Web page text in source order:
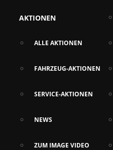
AKTIONEN
ALLE AKTIONEN
FAHRZEUG-AKTIONEN
SERVICE-AKTIONEN
NEWS
ZUM IMAGE VIDEO